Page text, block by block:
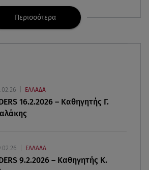
- Κρήτη: Το μεγαλύτερο
στον κόσμο
Άγιο Βασίλειο
Περισσότερα
ΕΛΛΑΔΑ
16.2.2026 – Καθηγητής Γ.
ΕΛΛΑΔΑ
9.2.2026 – Καθηγητής Κ.